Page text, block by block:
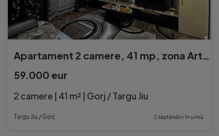
Apartament 2 camere, 41 mp, zona Artego
59.000 eur
2 camere | 41 m² | Gorj / Targu Jiu
Targu Jiu / Gorj 2 săptămâni în urmă